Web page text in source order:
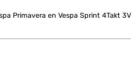
Primavera en Vespa Sprint 4Takt 3V